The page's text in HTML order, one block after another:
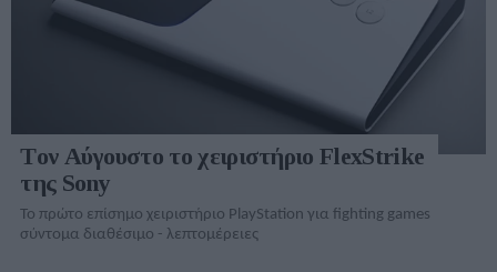
Tον Αύγουστο το χειριστήριο FlexStrike
της Sony
Το πρώτο επίσημο χειριστήριο PlayStation για fighting games
σύντομα διαθέσιμο - λεπτομέρειες